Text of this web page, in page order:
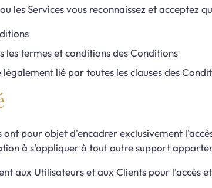
les Services vous reconnaissez et acceptez
les termes et conditions des Conditions
lié par toutes les clauses des
ont pour objet d'encadrer exclusivement
à s'appliquer à tout autre support
aux Utilisateurs et aux Clients pour l'accès